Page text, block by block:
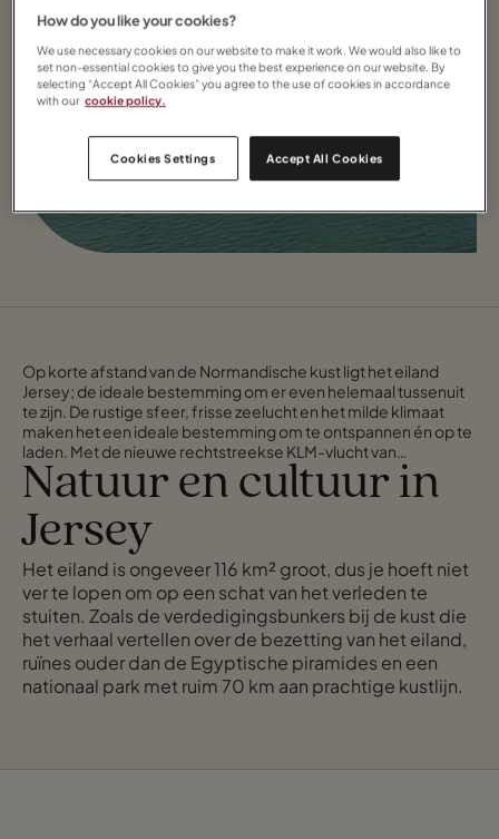
Op korte afstand van de Normandische kust ligt het eiland
Jersey; de ideale bestemming om er even helemaal tussenuit
te zijn. De rustige sfeer, frisse zeelucht en het milde klimaat
maken het een ideale bestemming om te ontspannen én op te
laden. Met de nieuwe rechtstreekse KLM-vlucht van
Amsterdam sta je in no time midden in een groen en weelderig
landschap en geniet je van adembenemende kusten,
goudgele stranden en heerlijk lokaal en vers eten.
Natuur en cultuur in
Jersey
Het eiland is ongeveer 116 km² groot, dus je hoeft niet
ver te lopen om op een schat van het verleden te
stuiten. Zoals de verdedigingsbunkers bij de kust die
het verhaal vertellen over de bezetting van het eiland,
ruïnes ouder dan de Egyptische piramides en een
nationaal park met ruim 70 km aan prachtige kustlijn.
How do you like your cookies?
We use necessary cookies on our website to make it work. We would also like to
set non-essential cookies to give you the best experience on our website. By
selecting “Accept All Cookies” you agree to the use of cookies in accordance
with our cookie policy.
Cookies Settings Accept All Cookies